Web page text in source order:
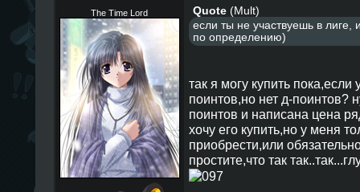
The Time Lord Quote(Mult)
если ты не участвуешь в лиге,
по определению)
так я могу купить
поинтов,но нет д-поинтов?
поинтов и написана цена
хочу его купить,но у меня
приобрести,или
простите,что так